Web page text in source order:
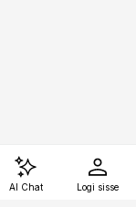
AI Chat Logi sisse